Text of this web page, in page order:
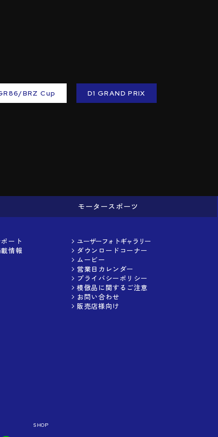
BRZ Cup D1 GRAND PRIX
モータースポーツ
ート
情報
ユーザーフォトギャラリー
ダウンロードコーナー
ムービー
営業日カレンダー
プライバシーポリシー
模倣品に関するご注意
お問い合わせ
販売店様向け
SHOP